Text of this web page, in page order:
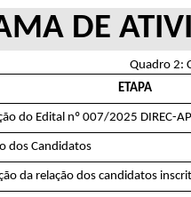
DE
Quadro 2:
ETAPA
do Edital nº 007/2025 DIREC-
dos Candidatos
da relação dos candidatos